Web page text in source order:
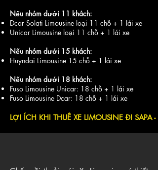
Nếu nhóm dưới 11 khách:
Dcar Solati Limousine loại 11 chỗ + 1 lái xe
Unicar Limousine loại 11 chỗ + 1 lái xe
Nếu nhóm dưới 15 khách:
Huyndai Limousine 15 chỗ + 1 lái xe
Nếu nhóm dưới 18 khách:
Fuso Limousine Unicar: 18 chỗ + 1 lái xe
Fuso Limousine Dcar: 18 chỗ + 1 lái xe
LỢI ÍCH KHI THUÊ XE LIMOUSINE ĐI SAPA -